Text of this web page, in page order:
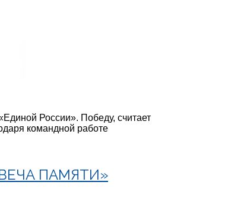
России». Победу, считает
командной работе
ПАМЯТИ»